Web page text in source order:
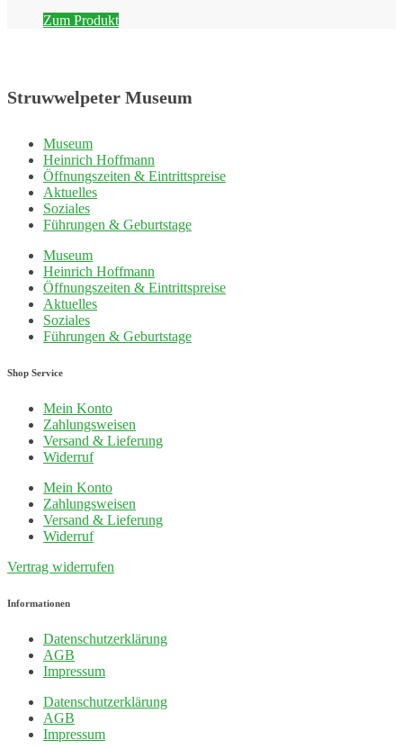
Zum Produkt
Struwwelpeter Museum
Museum
Heinrich Hoffmann
Öffnungszeiten & Eintrittspreise
Aktuelles
Soziales
Führungen & Geburtstage
Museum
Heinrich Hoffmann
Öffnungszeiten & Eintrittspreise
Aktuelles
Soziales
Führungen & Geburtstage
Shop Service
Mein Konto
Zahlungsweisen
Versand & Lieferung
Widerruf
Mein Konto
Zahlungsweisen
Versand & Lieferung
Widerruf
Vertrag widerrufen
Informationen
Datenschutzerklärung
AGB
Impressum
Datenschutzerklärung
AGB
Impressum